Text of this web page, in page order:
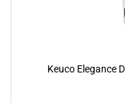
Keuco Ele­gan­ce